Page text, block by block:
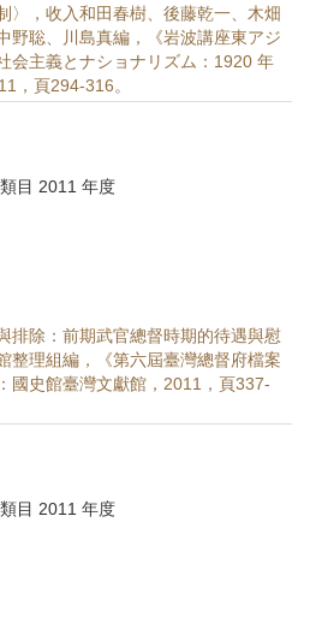
〉，收入和田春樹、後藤乾一、木畑
野聡、川島真編，《岩波講座東アジ
会主義とナショナリズム：1920 年
，頁294-316。
目 2011 年度
排除：前期武官總督時期的待遇與慰
整理組編，《第六屆臺灣總督府檔案
國史館臺灣文獻館，2011，頁337-
目 2011 年度